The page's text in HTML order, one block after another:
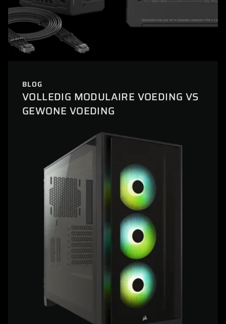
BLOG
VOLLEDIG MODULAIRE VOEDING VS
GEWONE VOEDING